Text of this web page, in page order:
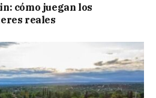
cómo juegan los
reales